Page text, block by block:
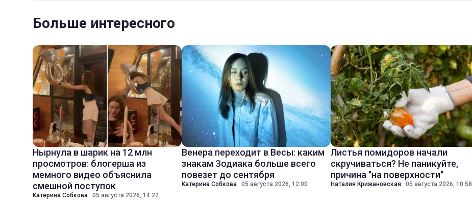
Больше интересного
Нырнула в шарик на 12 млн
просмотров: блогерша из
мемного видео объяснила
смешной поступок
Катерина Собкова · 05 августа 2026, 14:22
Венера переходит в Весы: каким
знакам Зодиака больше всего
повезет до сентября
Катерина Собкова · 05 августа 2026, 12:00
Листья помидоров начали
скручиваться? Не паникуйте,
причина "на поверхности"
Наталия Крижановская · 05 августа 2026, 10:58